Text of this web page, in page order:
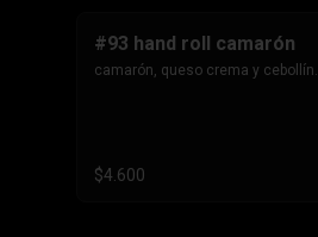
#93 hand roll camarón
camarón, queso crema y cebollín.
$4.600